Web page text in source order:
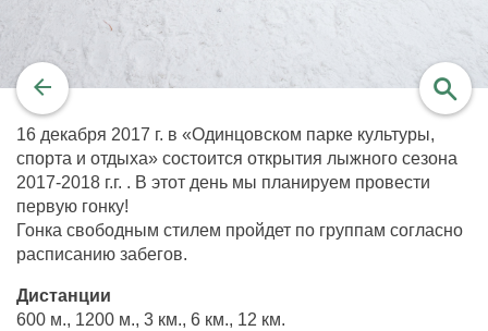
найти
16 декабря 2017 г. в «Одинцовском парке культуры,
спорта и отдыха» состоится открытия лыжного сезона
2017-2018 г.г. . В этот день мы планируем провести
первую гонку!
Гонка свободным стилем пройдет по группам согласно
расписанию забегов.
Дистанции
600 м., 1200 м., 3 км., 6 км., 12 км.